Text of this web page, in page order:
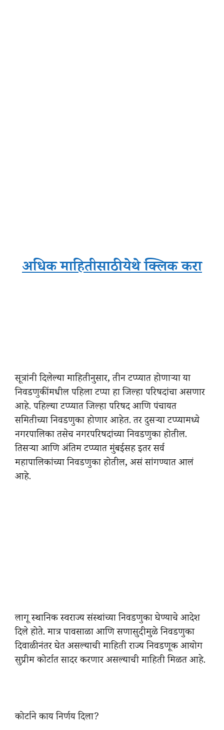
अधिक माहितीसाठी येथे क्लिक करा
सूत्रांनी दिलेल्या माहितीनुसार, तीन टप्प्यात होणाऱ्या या
निवडणुकींमधील पहिला टप्पा हा जिल्हा परिषदांचा असणार
आहे. पहिल्या टप्प्यात जिल्हा परिषद आणि पंचायत
समितीच्या निवडणुका होणार आहेत. तर दुसऱ्या टप्प्यामध्ये
नगरपालिका तसेच नगरपरिषदांच्या निवडणुका होतील.
तिसऱ्या आणि अंतिम टप्प्यात मुंबईसह इतर सर्व
महापालिकांच्या निवडणुका होतील, असं सांगण्यात आलं
आहे.
लागू स्थानिक स्वराज्य संस्थांच्या निवडणुका घेण्याचे आदेश
दिले होते. मात्र पावसाळा आणि सणासुदीमुळे निवडणुका
दिवाळीनंतर घेत असल्याची माहिती राज्य निवडणूक आयोग
सुप्रीम कोर्टात सादर करणार असल्याची माहिती मिळत आहे.
कोर्टाने काय निर्णय दिला?